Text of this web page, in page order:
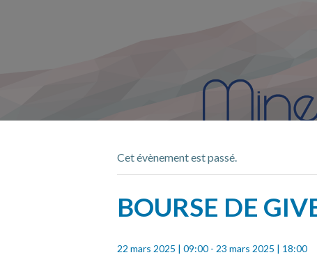
Cet évènement est passé.
BOURSE DE
22 mars 2025 | 09:00 - 23 mars 2025 | 18:00